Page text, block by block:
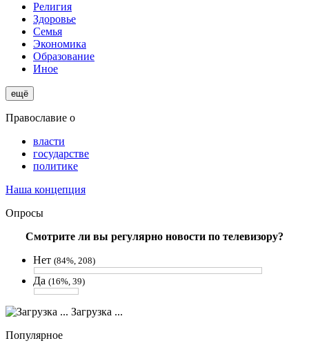
Религия
Здоровье
Семья
Экономика
Образование
Иное
ещё
Православие о
власти
государстве
политике
Наша концепция
Опросы
Смотрите ли вы регулярно новости по телевизору?
Нет (84%, 208)
Да (16%, 39)
Загрузка ...
Популярное